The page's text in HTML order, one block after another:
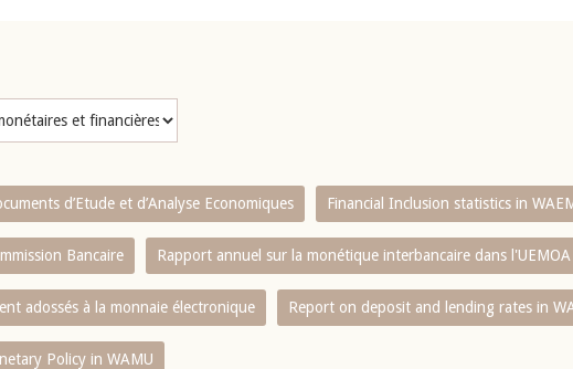
d’Etude et d’Analyse Economiques Financial Inclusion statistics in
Bancaire Rapport annuel sur la monétique interbancaire dans l'UEMOA
adossés à la monnaie électronique Report on deposit and lending rates in
Policy in WAMU